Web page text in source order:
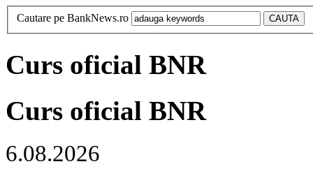
Cautare pe BankNews.ro
Curs oficial BNR
Curs oficial BNR
6.08.2026